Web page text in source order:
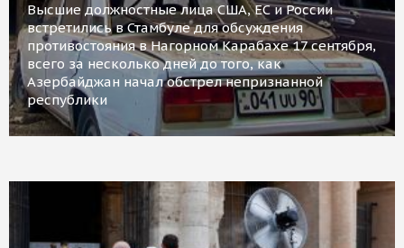
Высшие должностные лица США, ЕС и России
встретились в Стамбуле для обсуждения
противостояния в Нагорном Карабахе 17 сентября,
всего за несколько дней до того, как
Азербайджан начал обстрел непризнанной
республики